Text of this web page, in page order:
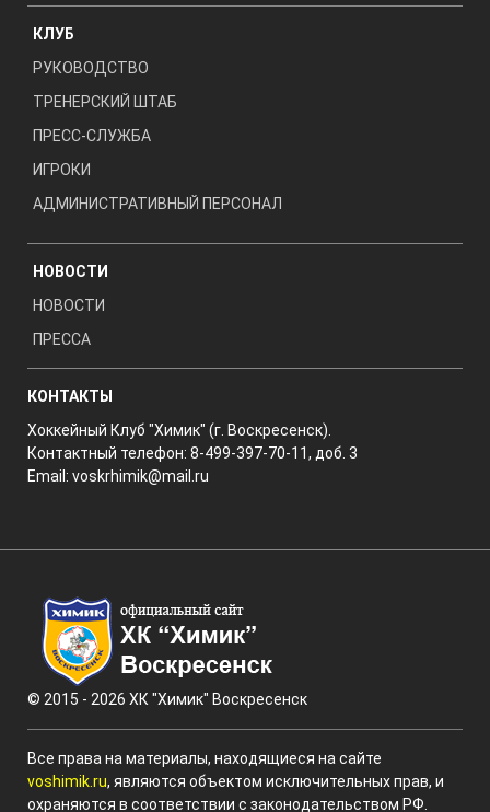
КЛУБ
РУКОВОДСТВО
ТРЕНЕРСКИЙ ШТАБ
ПРЕСС-СЛУЖБА
ИГРОКИ
АДМИНИСТРАТИВНЫЙ ПЕРСОНАЛ
НОВОСТИ
НОВОСТИ
ПРЕССА
КОНТАКТЫ
Хоккейный Клуб "Химик" (г. Воскресенск).
Контактный телефон: 8-499-397-70-11, доб. 3
Email: voskrhimik@mail.ru
© 2015 - 2026 ХК "Химик" Воскресенск
Все права на материалы, находящиеся на сайте
voshimik.ru, являются объектом исключительных прав, и
охраняются в соответствии с законодательством РФ.